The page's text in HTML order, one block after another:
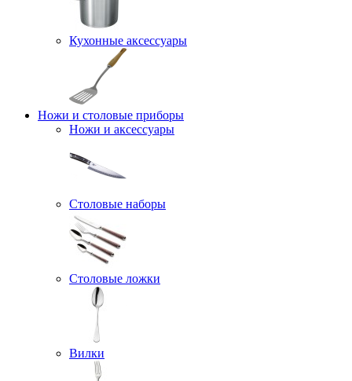
Кухонные аксессуары
Ножи и столовые приборы
Ножи и аксессуары
Столовые наборы
Столовые ложки
Вилки